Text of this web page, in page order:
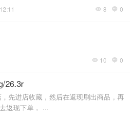
 8  0
 10  0
26.3r
先进店收藏，然后在返现刷出商品，再
返现下单， ...